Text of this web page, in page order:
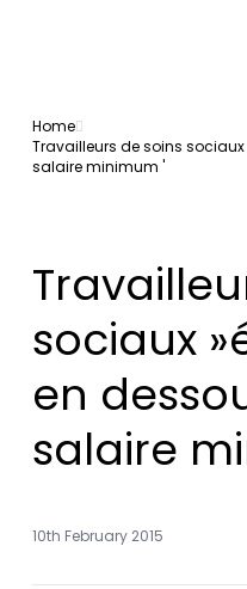
Home
Travailleurs de soins
salaire minimum '
sociaux
en
salaire
10th February 2015